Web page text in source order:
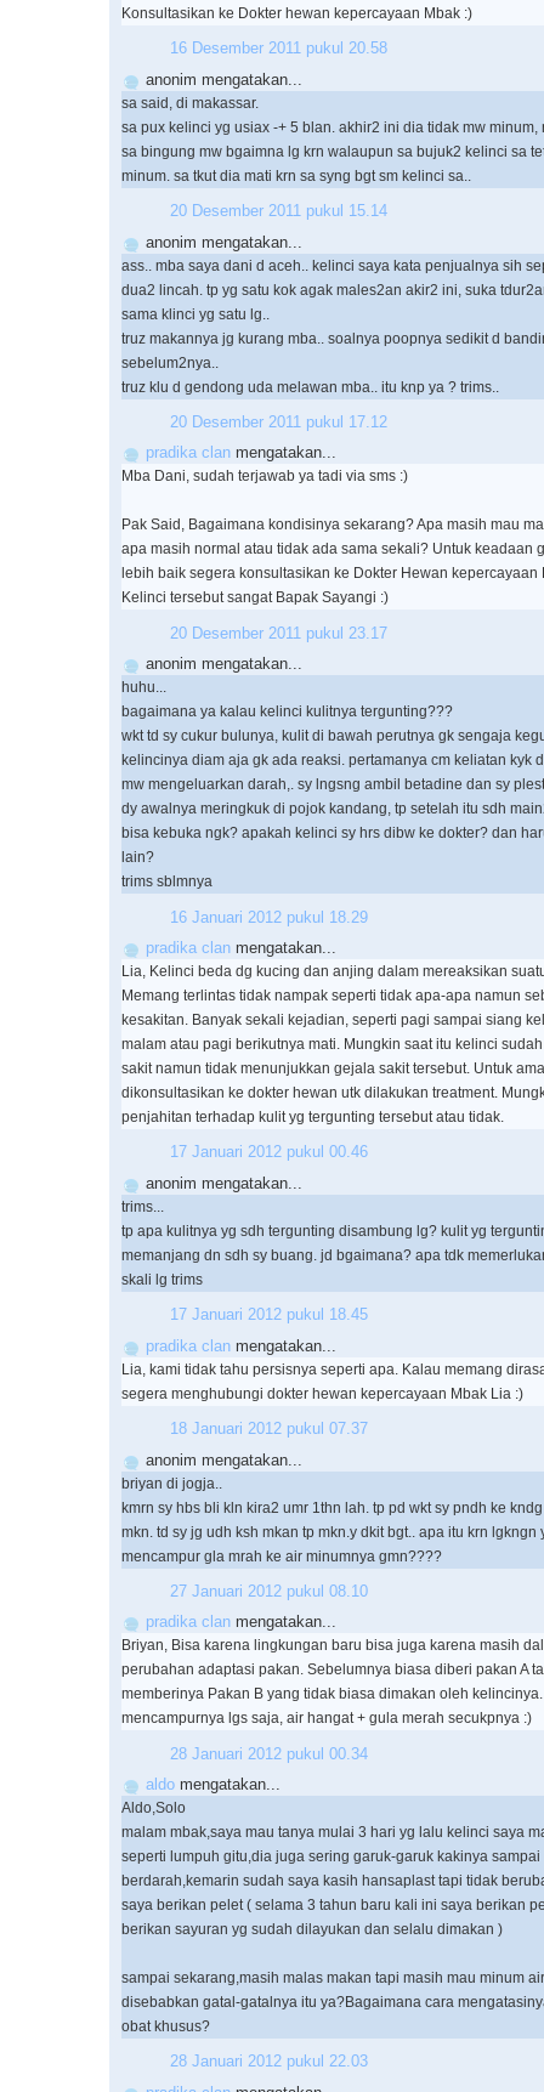
Konsultasikan ke Dokter hewan kepercayaan Mbak :)
16 Desember 2011 pukul 20.58
anonim mengatakan...
sa said, di makassar.
sa pux kelinci yg usiax -+ 5 blan. akhir2 ini dia tidak mw minum,
sa bingung mw bgaimna lg krn walaupun sa bujuk2 kelinci sa
minum. sa tkut dia mati krn sa syng bgt sm kelinci sa..
20 Desember 2011 pukul 15.14
anonim mengatakan...
ass.. mba saya dani d aceh.. kelinci saya kata penjualnya sih
dua2 lincah. tp yg satu kok agak males2an akir2 ini, suka
sama klinci yg satu lg..
truz makannya jg kurang mba.. soalnya poopnya sedikit d
sebelum2nya..
truz klu d gendong uda melawan mba.. itu knp ya ? trims..
20 Desember 2011 pukul 17.12
pradika clan mengatakan...
Mba Dani, sudah terjawab ya tadi via sms :)
Pak Said, Bagaimana kondisinya sekarang? Apa masih mau
apa masih normal atau tidak ada sama sekali? Untuk keadaan
lebih baik segera konsultasikan ke Dokter Hewan kepercayaan
Kelinci tersebut sangat Bapak Sayangi :)
20 Desember 2011 pukul 23.17
anonim mengatakan...
huhu...
bagaimana ya kalau kelinci kulitnya tergunting???
wkt td sy cukur bulunya, kulit di bawah perutnya gk sengaja
kelincinya diam aja gk ada reaksi. pertamanya cm keliatan kyk
mw mengeluarkan darah,. sy lngsng ambil betadine dan sy
dy awalnya meringkuk di pojok kandang, tp setelah itu sdh
bisa kebuka ngk? apakah kelinci sy hrs dibw ke dokter? dan
lain?
trims sblmnya
16 Januari 2012 pukul 18.29
pradika clan mengatakan...
Lia, Kelinci beda dg kucing dan anjing dalam mereaksikan
Memang terlintas tidak nampak seperti tidak apa-apa namun
kesakitan. Banyak sekali kejadian, seperti pagi sampai siang
malam atau pagi berikutnya mati. Mungkin saat itu kelinci
sakit namun tidak menunjukkan gejala sakit tersebut. Untuk
dikonsultasikan ke dokter hewan utk dilakukan treatment.
penjahitan terhadap kulit yg tergunting tersebut atau tidak.
17 Januari 2012 pukul 00.46
anonim mengatakan...
trims...
tp apa kulitnya yg sdh tergunting disambung lg? kulit yg
memanjang dn sdh sy buang. jd bgaimana? apa tdk
skali lg trims
17 Januari 2012 pukul 18.45
pradika clan mengatakan...
Lia, kami tidak tahu persisnya seperti apa. Kalau memang
segera menghubungi dokter hewan kepercayaan Mbak Lia :)
18 Januari 2012 pukul 07.37
anonim mengatakan...
briyan di jogja..
kmrn sy hbs bli kln kira2 umr 1thn lah. tp pd wkt sy pndh ke
mkn. td sy jg udh ksh mkan tp mkn.y dkit bgt.. apa itu krn lgkngn
mencampur gla mrah ke air minumnya gmn????
27 Januari 2012 pukul 08.10
pradika clan mengatakan...
Briyan, Bisa karena lingkungan baru bisa juga karena masih
perubahan adaptasi pakan. Sebelumnya biasa diberi pakan A
memberinya Pakan B yang tidak biasa dimakan oleh
mencampurnya lgs saja, air hangat + gula merah secukpnya :)
28 Januari 2012 pukul 00.34
aldo mengatakan...
Aldo,Solo
malam mbak,saya mau tanya mulai 3 hari yg lalu kelinci saya
seperti lumpuh gitu,dia juga sering garuk-garuk kakinya sampai
berdarah,kemarin sudah saya kasih hansaplast tapi tidak
saya berikan pelet ( selama 3 tahun baru kali ini saya berikan
berikan sayuran yg sudah dilayukan dan selalu dimakan )
sampai sekarang,masih malas makan tapi masih mau minum
disebabkan gatal-gatalnya itu ya?Bagaimana cara
obat khusus?
28 Januari 2012 pukul 22.03